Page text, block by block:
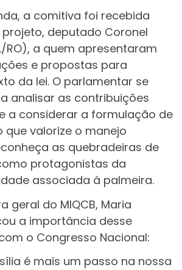
a comitiva foi recebida
deputado Coronel
RO), a quem apresentaram
e propostas para
da lei. O parlamentar se
analisar as contribuições
a considerar a formulação de
que valorize o manejo
as quebradeiras de
protagonistas da
associada à palmeira.
geral do MIQCB, Maria
a importância desse
o Congresso Nacional:
é mais um passo na nossa